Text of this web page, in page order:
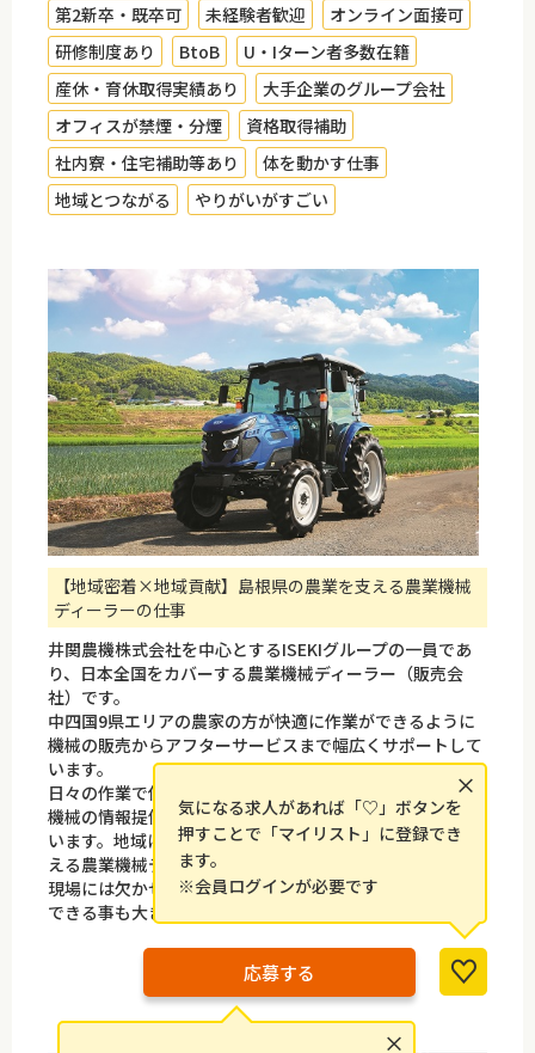
第2新卒・既卒可 未経験者歓迎
オンライン面接可
研修制度あり
BtoB
U・Iターン者多数在籍
産休・育休取得実績あり
大手企業のグループ会社
オフィスが禁煙・分煙
資格取得補助
社内寮・住宅補助等あり
体を動かす仕事
地域とつながる
やりがいがすごい
【地域密着×地域貢献】島根県の農業を支える農業機械
ディーラーの仕事
井関農機株式会社を中心とするISEKIグループの一員であ
り、日本全国をカバーする農業機械ディーラー（販売会
社）です。
中四国9県エリアの農家の方が快適に作業ができるように
機械の販売からアフターサービスまで幅広くサポートして
います。
日々の作業で使う農業機械のメンテナンスサポート、最新
機械の情報提供、その他お困りごとへの相談も受け付けて
います。地域に寄り添い、農業機械の事を通して農家を支
える農業機械ディーラーの仕事は、島根県は勿論、農作業
現場には欠かせない仕事であり、仕事を通して地域貢献が
できる事も大きな魅力です。
応募する
×
×
気になる求人があれば「♡」ボタンを
押すことで「マイリスト」に登録でき
ます。
※会員ログインが必要です